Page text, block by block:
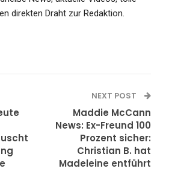
direkten Draht zur Redaktion.
NEXT POST
Maddie McCann
News: Ex-Freund 100
Prozent sicher:
Christian B. hat
Madeleine entführt